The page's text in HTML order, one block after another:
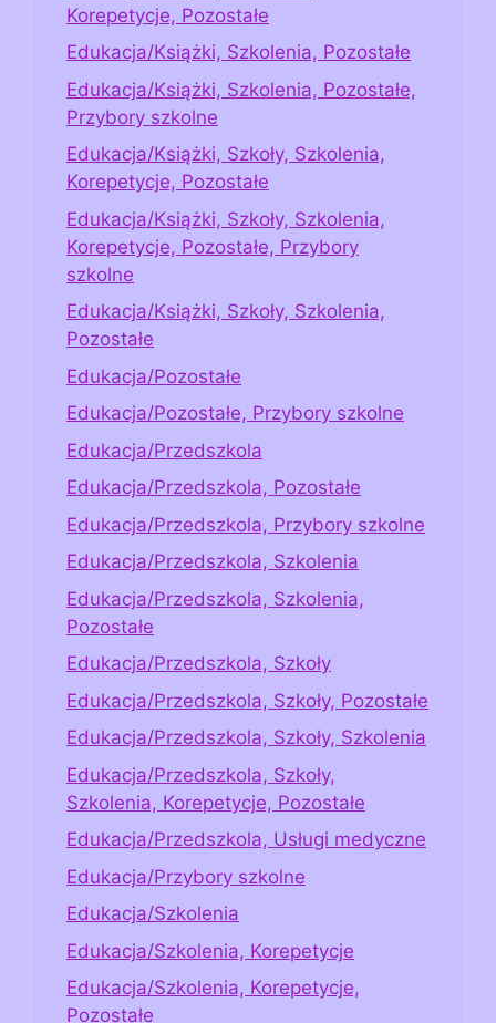
Korepetycje, Pozostałe
Edukacja/Książki, Szkolenia, Pozostałe
Edukacja/Książki, Szkolenia, Pozostałe,
Przybory szkolne
Edukacja/Książki, Szkoły, Szkolenia,
Korepetycje, Pozostałe
Edukacja/Książki, Szkoły, Szkolenia,
Korepetycje, Pozostałe, Przybory
szkolne
Edukacja/Książki, Szkoły, Szkolenia,
Pozostałe
Edukacja/Pozostałe
Edukacja/Pozostałe, Przybory szkolne
Edukacja/Przedszkola
Edukacja/Przedszkola, Pozostałe
Edukacja/Przedszkola, Przybory szkolne
Edukacja/Przedszkola, Szkolenia
Edukacja/Przedszkola, Szkolenia,
Pozostałe
Edukacja/Przedszkola, Szkoły
Edukacja/Przedszkola, Szkoły, Pozostałe
Edukacja/Przedszkola, Szkoły, Szkolenia
Edukacja/Przedszkola, Szkoły,
Szkolenia, Korepetycje, Pozostałe
Edukacja/Przedszkola, Usługi medyczne
Edukacja/Przybory szkolne
Edukacja/Szkolenia
Edukacja/Szkolenia, Korepetycje
Edukacja/Szkolenia, Korepetycje,
Pozostałe